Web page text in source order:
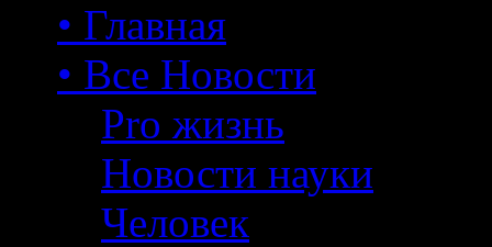
• Главная
• Все Новости
Pro жизнь
Новости науки
Человек